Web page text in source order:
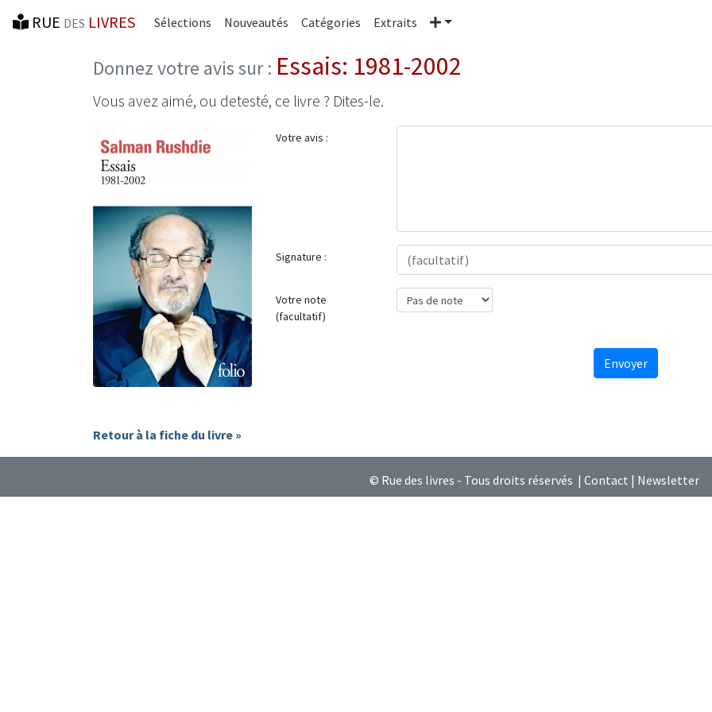
RUE DES LIVRES Sélections Nouveautés Catégories Extraits Plus
Donnez votre avis sur : Essais: 1981-2002
Vous avez aimé, ou detesté, ce livre ? Dites-le.
Votre avis :
Signature :
Votre note
(facultatif)
Envoyer
Retour à la fiche du livre »
© Rue des livres - Tous droits réservés | Contact | Newsletter